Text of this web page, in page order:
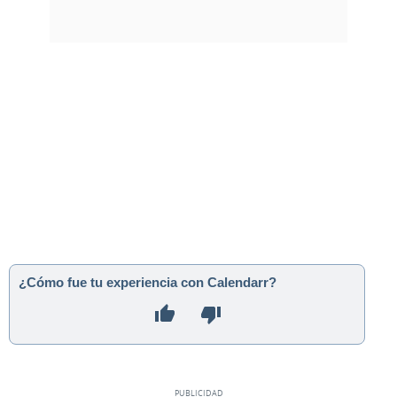
¿Cómo fue tu experiencia con Calendarr?